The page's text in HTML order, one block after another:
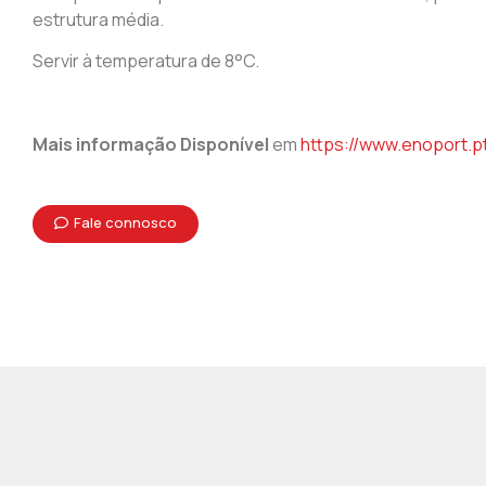
estrutura média.
Servir à temperatura de 8°C.
Mais informação Disponívelemhttps://
Fale connosco